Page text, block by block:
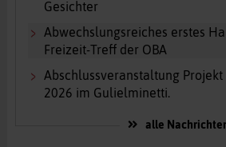
Gesichter
Abwechslungsreiches erstes
Freizeit-Treff der OBA
Abschlussveranstaltung Projekt
2026 im Gulielminetti.
alle